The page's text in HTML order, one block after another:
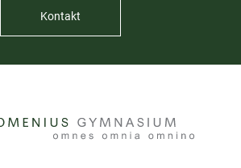
Kontakt